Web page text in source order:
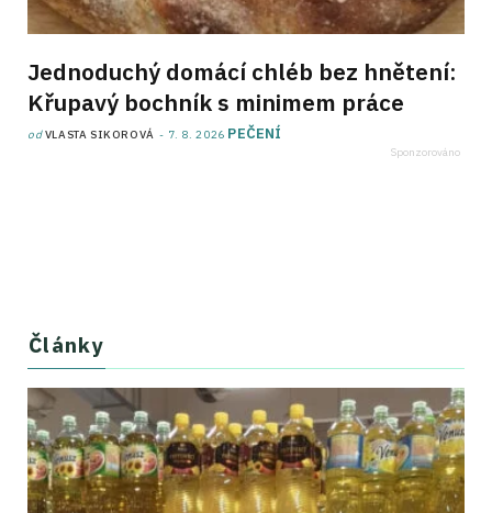
Jednoduchý domácí chléb bez hnětení:
Křupavý bochník s minimem práce
odVLASTA SIKOROVÁ 7. 8. 2026 PEČENÍ
Články